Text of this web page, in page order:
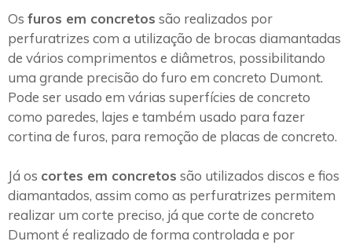
Os furos em concretos são realizados por
perfuratrizes com a utilização de brocas diamantadas
de vários comprimentos e diâmetros, possibilitando
uma grande precisão do furo em concreto Dumont.
Pode ser usado em várias superfícies de concreto
como paredes, lajes e também usado para fazer
cortina de furos, para remoção de placas de concreto.
Já os cortes em concretos são utilizados discos e fios
diamantados, assim como as perfuratrizes permitem
realizar um corte preciso, já que corte de concreto
Dumont é realizado de forma controlada e por